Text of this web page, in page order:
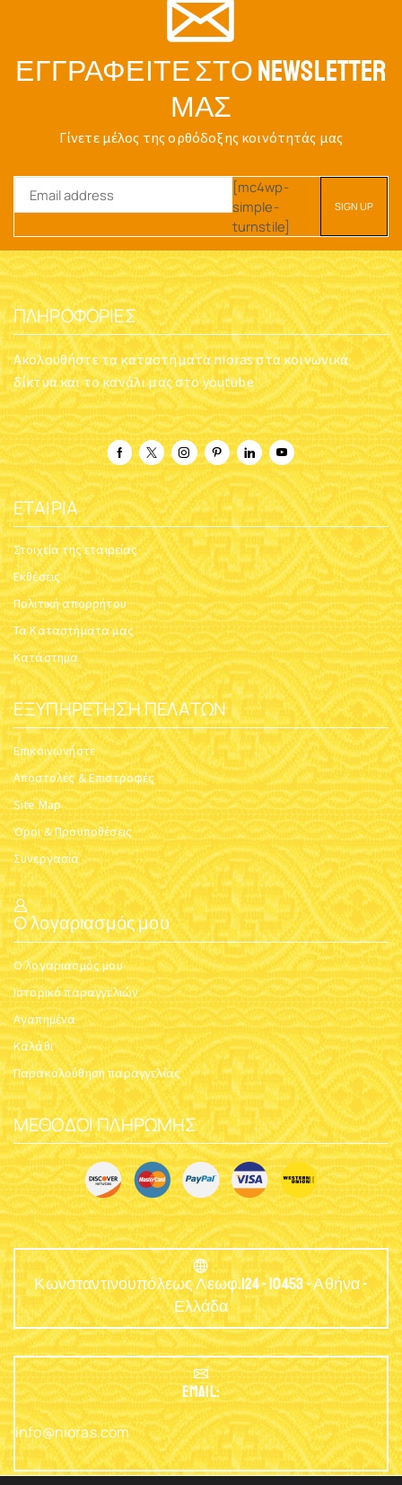
ΕΓΓΡΑΦΕΊΤΕ ΣΤΟ NEWSLETTER
ΜΑΣ
Γίνετε μέλος της ορθόδοξης κοινότητάς μας
[mc4wp-
simple-
turnstile]
ΠΛΗΡΟΦΟΡΊΕΣ
Ακολουθήστε τα καταστήματα nioras στα κοινωνικά
δίκτυα και το κανάλι μας στο youtube
ΕΤΑΙΡΊΑ
Στοιχεία της εταιρείας
Εκθέσεις
Πολιτική απορρήτου
Τα Καταστήματα μας
Κατάστημα
ΕΞΥΠΗΡΈΤΗΣΗ ΠΕΛΑΤΏΝ
Επικοινωνήστε
Αποστολές & Επιστροφές
Site Map
Όροι & Προϋποθέσεις
Συνεργασία
Ο λογαριασμός μου
Ο λογαριασμός μου
Ιστορικό παραγγελιών
Αγαπημένα
Καλάθι
Παρακολούθηση παραγγελίας
ΜΈΘΟΔΟΙ ΠΛΗΡΩΜΉΣ
Κωνσταντινουπόλεως Λεωφ.124 - 10453 - Αθήνα -
Ελλάδα
EMAIL:
info@nioras.com